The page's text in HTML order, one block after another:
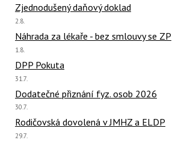
Zjednodušený daňový doklad
Poslední
2.8.
Náhrada za lékaře - bez smlouvy se ZP
Poslední
1.8.
DPP Pokuta
Poslední
31.7.
Dodatečné přiznání fyz. osob 2026
Poslední
30.7.
Rodičovská dovolená v JMHZ a ELDP
Poslední
29.7.